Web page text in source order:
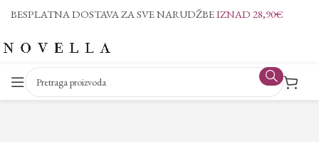
BESPLATNA DOSTAVA ZA SVE NARUDŽBEIZNAD 28,90€